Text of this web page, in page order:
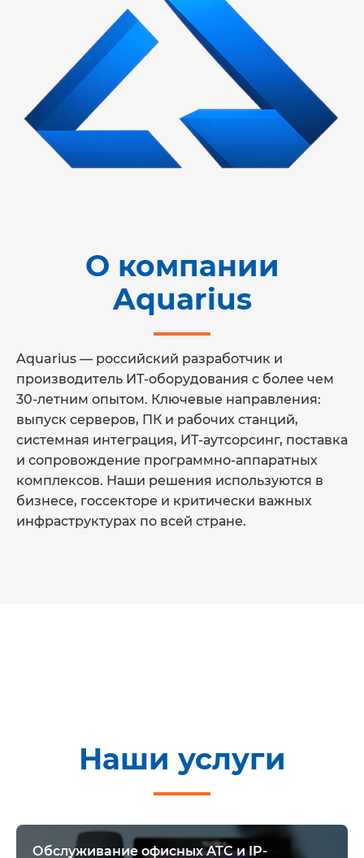
О компании
Aquarius
Aquarius — российский разработчик и
производитель ИТ-оборудования с более чем
30-летним опытом. Ключевые направления:
выпуск серверов, ПК и рабочих станций,
системная интеграция, ИТ-аутсорсинг, поставка
и сопровождение программно-аппаратных
комплексов. Наши решения используются в
бизнесе, госсекторе и критически важных
инфраструктурах по всей стране.
Наши услуги
Обслуживание офисных АТС и IP-